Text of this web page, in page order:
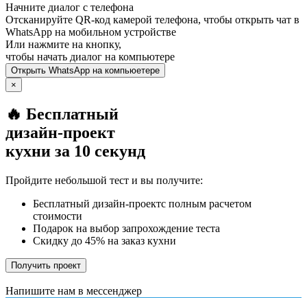
Начните диалог с телефона
Отсканируйте QR-код камерой телефона, чтобы открыть чат в
WhatsApp на мобильном устройстве
Или нажмите на кнопку,
чтобы начать диалог на компьютере
Открыть WhatsApp на компьюетере
×
🔥 Бесплатный
дизайн-проект
кухни за 10 секунд
Пройдите небольшой тест и вы получите:
Бесплатный дизайн-проектс полным расчетом
стоимости
Подарок на выбор запрохождение теста
Скидку до 45% на заказ кухни
Получить проект
Напишите нам в мессенджер